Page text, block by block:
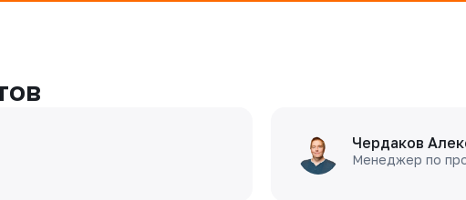
Чердаков
Менеджер по